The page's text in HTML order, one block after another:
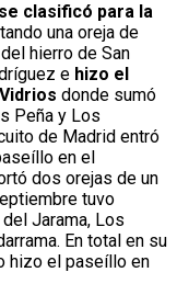
se clasificó para la
una oreja de
hierro de San
e hizo el
donde sumó
Peña y Los
de Madrid entró
en el
dos orejas de un
tuvo
Jarama, Los
En total en su
hizo el paseíllo en